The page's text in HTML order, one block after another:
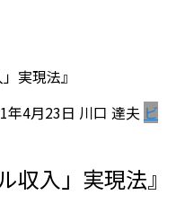
実現法』
年4月23日 川口 達夫 ビ
収入」実現法』